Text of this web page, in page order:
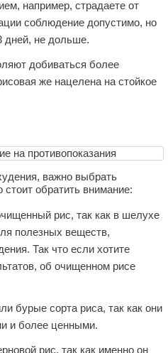
например, страдаете от
соблюдение допустимо, но
дней, не дольше.
добиваться более
же нацелена на стойкое
важно выбрать
обратить внимание:
рис, так как в шелухе
полезных веществ,
Так что если хотите
об очищенном рисе
бурые сорта риса, так как они
и более ценными.
рис, так как именно он